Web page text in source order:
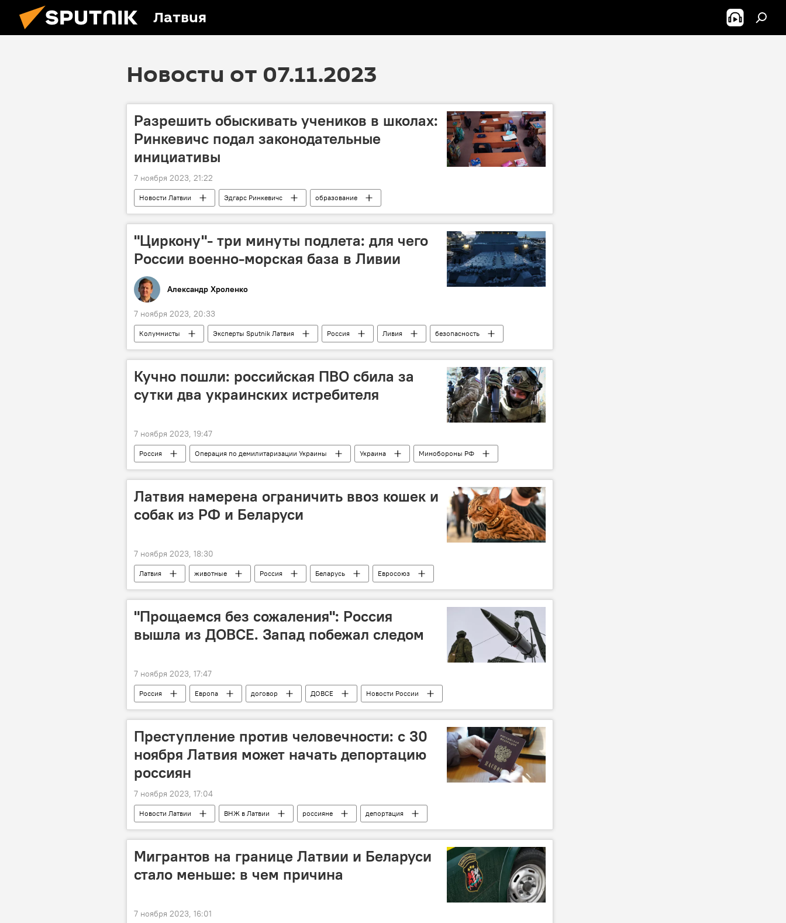
Латвия
Новости от 07.11.2023
Разрешить обыскивать учеников в школах:
Ринкевичс подал законодательные
инициативы
7 ноября 2023, 21:22
Новости Латвии Эдгарс Ринкевичс образование
"Циркону"- три минуты подлета: для чего
России военно-морская база в Ливии
Александр Хроленко
7 ноября 2023, 20:33
Колумнисты Эксперты Sputnik Латвия Россия Ливия
безопасность
политика
Кучно пошли: российская ПВО сбила за
сутки два украинских истребителя
7 ноября 2023, 19:47
Россия Операция по демилитаризации Украины Украина
Минобороны РФ
военная операция
военная техника военнослужащие ВС РФ ВСУ
Латвия намерена ограничить ввоз кошек и
собак из РФ и Беларуси
7 ноября 2023, 18:30
Латвия животные Россия Беларусь Евросоюз
"Прощаемся без сожаления": Россия
вышла из ДОВСЕ. Запад побежал следом
7 ноября 2023, 17:47
Россия Европа договор ДОВСЕ
Новости России
Новости мира
вооружения безопасность
Преступление против человечности: с 30
ноября Латвия может начать депортацию
россиян
7 ноября 2023, 17:04
Новости Латвии ВНЖ в Латвии россияне
депортация
Александр Гильман
Мигрантов на границе Латвии и Беларуси
стало меньше: в чем причина
7 ноября 2023, 16:01